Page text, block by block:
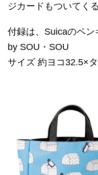
ジカードもついてく
付録は、Suicaのペ
by SOU・SOU
サイズ 約ヨコ32.5×